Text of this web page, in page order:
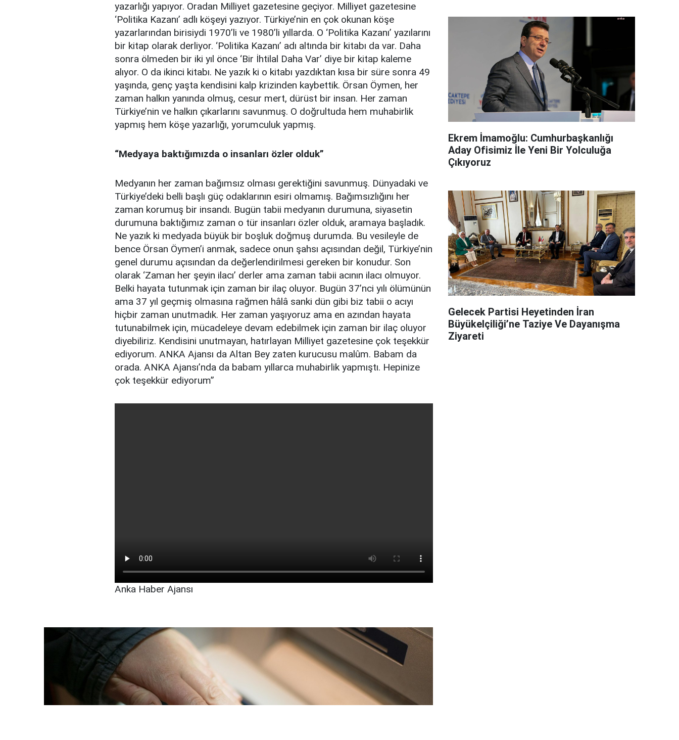
yazarlığı yapıyor. Oradan Milliyet gazetesine geçiyor. Milliyet gazetesine
‘Politika Kazanı’ adlı köşeyi yazıyor. Türkiye’nin en çok okunan köşe
yazarlarından birisiydi 1970’li ve 1980’li yıllarda. O ‘Politika Kazanı’ yazılarını
bir kitap olarak derliyor. ‘Politika Kazanı’ adı altında bir kitabı da var. Daha
sonra ölmeden bir iki yıl önce ‘Bir İhtilal Daha Var’ diye bir kitap kaleme
alıyor. O da ikinci kitabı. Ne yazık ki o kitabı yazdıktan kısa bir süre sonra 49
yaşında, genç yaşta kendisini kalp krizinden kaybettik. Örsan Öymen, her
zaman halkın yanında olmuş, cesur mert, dürüst bir insan. Her zaman
Türkiye’nin ve halkın çıkarlarını savunmuş. O doğrultuda hem muhabirlik
yapmış hem köşe yazarlığı, yorumculuk yapmış.
“Medyaya baktığımızda o insanları özler olduk”
Medyanın her zaman bağımsız olması gerektiğini savunmuş. Dünyadaki ve
Türkiye’deki belli başlı güç odaklarının esiri olmamış. Bağımsızlığını her
zaman korumuş bir insandı. Bugün tabii medyanın durumuna, siyasetin
durumuna baktığımız zaman o tür insanları özler olduk, aramaya başladık.
Ne yazık ki medyada büyük bir boşluk doğmuş durumda. Bu vesileyle de
bence Örsan Öymen’i anmak, sadece onun şahsı açısından değil, Türkiye’nin
genel durumu açısından da değerlendirilmesi gereken bir konudur. Son
olarak ‘Zaman her şeyin ilacı’ derler ama zaman tabii acının ilacı olmuyor.
Belki hayata tutunmak için zaman bir ilaç oluyor. Bugün 37’nci yılı ölümünün
ama 37 yıl geçmiş olmasına rağmen hâlâ sanki dün gibi biz tabii o acıyı
hiçbir zaman unutmadık. Her zaman yaşıyoruz ama en azından hayata
tutunabilmek için, mücadeleye devam edebilmek için zaman bir ilaç oluyor
diyebiliriz. Kendisini unutmayan, hatırlayan Milliyet gazetesine çok teşekkür
ediyorum. ANKA Ajansı da Altan Bey zaten kurucusu malûm. Babam da
orada. ANKA Ajansı’nda da babam yıllarca muhabirlik yapmıştı. Hepinize
çok teşekkür ediyorum”
Anka Haber Ajansı
Ekrem İmamoğlu: Cumhurbaşkanlığı
Aday Ofisimiz İle Yeni Bir Yolculuğa
Çıkıyoruz
Gelecek Partisi Heyetinden İran
Büyükelçiliği’ne Taziye Ve Dayanışma
Ziyareti